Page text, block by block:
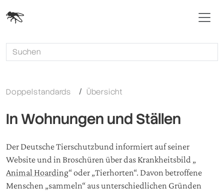
Doppelstandards Übersicht
In Wohnungen und Ställen
Der Deutsche Tierschutzbund informiert auf seiner
Website und in Broschüren über das Krankheitsbild „
Animal Hoarding“ oder „Tierhorten“. Davon betroffene
Menschen „sammeln“ aus unterschiedlichen Gründen